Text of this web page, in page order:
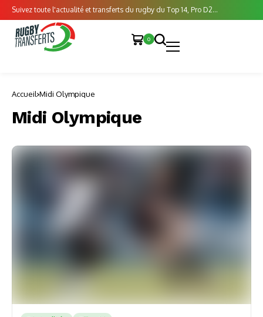
Suivez toute l'actualité et transferts du rugby du Top 14, Pro D2...
0
Accueil Midi Olympique
Midi Olympique